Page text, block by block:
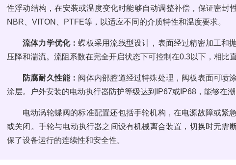
性浮动结构，在安装或温度变化时能够自动调整补偿，保证密封
NBR、VITON、PTFE等，以适应不同的介质特性和温度要求。
流体力学优化：蝶板采用流线型设计，表面经过精密加工和
压降和湍流。流阻系数在完全开启状态下可控制在0.3以下，相比
防腐耐久性能： 阀体内部腔道经过特殊处理，阀板表面可喷
涂层。户外安装的电动执行器防护等级达到IP67或IP68，能够在
电动涡轮蝶阀的标准配置还包括手轮机构，在电源故障或紧
或关闭。手轮与电动执行器之间设有机械离合装置，切换时无需
保了设备运行的连续性和安全性。